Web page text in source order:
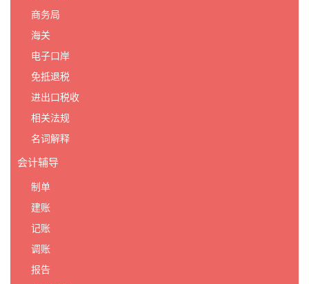
商务局
海关
电子口岸
免抵退税
进出口税收
相关法规
名词解释
会计辅导
制单
建账
记账
调账
报告